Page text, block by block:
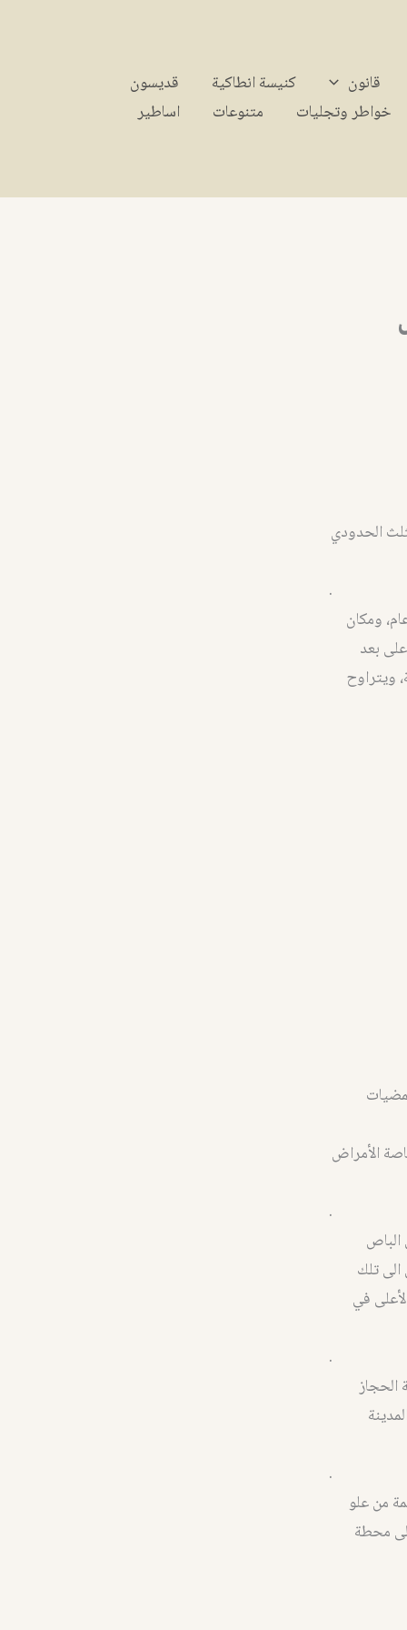
قانون كنيسة انطاكية
قديسون
خواطر وتجليات متنوعات اساطير
الحدودي
.
والينابيع الساخنة الموجودة فيها هي وجهة علاجية منذ أكثر من ٢٠٠٠ عام، ومكان
بعد
في الساعة، ويتراوح
الأمراض
.
الباص
الى تلك
في
.
الحجاز
.
من علو
محطة